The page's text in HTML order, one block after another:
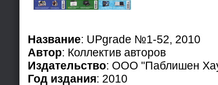
Название: UPgrade №1-52, 2010
Автор: Коллектив авторов
Издательство: ООО "Паблишен
Год издания: 2010